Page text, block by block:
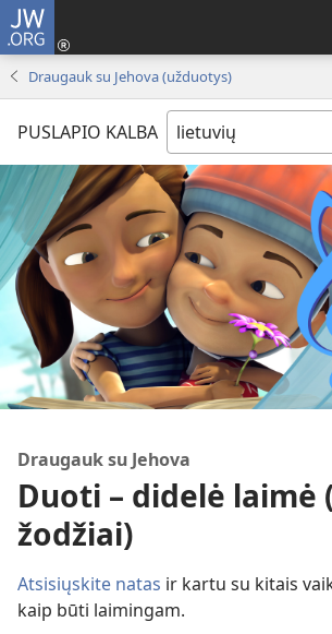
JW.ORG
Draugauk su Jehova (užduotys)
PUSLAPIO KALBA
Draugauk su Jehova
Duoti – didelė laimė
žodžiai)
Atsisiųskite natas ir kartu su kitais
kaip būti laimingam.